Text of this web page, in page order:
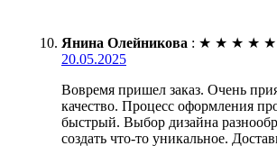
Янина Олейникова : ★ ★ ★ ★ ★
20.05.2025
Вовремя пришел заказ. Очень
качество. Процесс оформления
быстрый. Выбор дизайна
создать что-то уникальное.